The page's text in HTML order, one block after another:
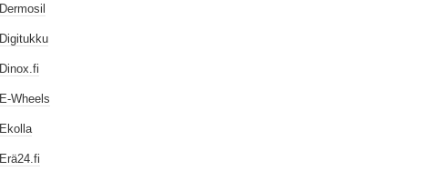
Dermosil
Digitukku
Dinox.fi
E-Wheels
Ekolla
Erä24.fi